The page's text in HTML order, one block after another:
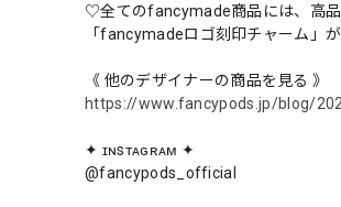
♡全てのfancymade商品には、高
「fancymadeロゴ刻印チャーム」
《 他のデザイナーの商品を見る 》
https://www.fancypods.jp/blog/
✦ ɪɴsᴛᴀɢʀᴀᴍ ✦
@fancypods_official